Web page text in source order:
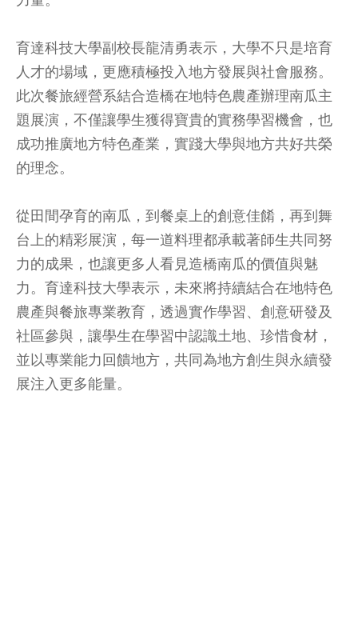
育達科技大學副校長龍清勇表示，大學不只是培育
人才的場域，更應積極投入地方發展與社會服務。
此次餐旅經營系結合造橋在地特色農產辦理南瓜主
題展演，不僅讓學生獲得寶貴的實務學習機會，也
成功推廣地方特色產業，實踐大學與地方共好共榮
的理念。
從田間孕育的南瓜，到餐桌上的創意佳餚，再到舞
台上的精彩展演，每一道料理都承載著師生共同努
力的成果，也讓更多人看見造橋南瓜的價值與魅
力。育達科技大學表示，未來將持續結合在地特色
農產與餐旅專業教育，透過實作學習、創意研發及
社區參與，讓學生在學習中認識土地、珍惜食材，
並以專業能力回饋地方，共同為地方創生與永續發
展注入更多能量。